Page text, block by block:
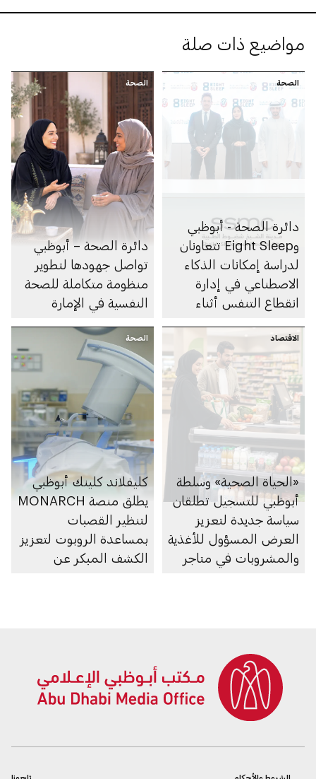
مواضيع ذات صلة
الصحة
دائرة الصحة - أبوظبي
وEight Sleep تتعاونان
لدراسة إمكانات الذكاء
الاصطناعي في إدارة
انقطاع التنفس أثناء
الصحة
دائرة الصحة – أبوظبي
تواصل جهودها لتطوير
منظومة متكاملة للصحة
النفسية في الإمارة
الاقتصاد
«الحياة الصحية» وسلطة
أبوظبي للتسجيل تطلقان
سياسة جديدة لتعزيز
العرض المسؤول للأغذية
والمشروبات في متاجر
الصحة
كليفلاند كلينك أبوظبي
يطلق منصة MONARCH
لتنظير القصبات
بمساعدة الروبوت لتعزيز
الكشف المبكر عن
تابعونا الشروط والأحكام